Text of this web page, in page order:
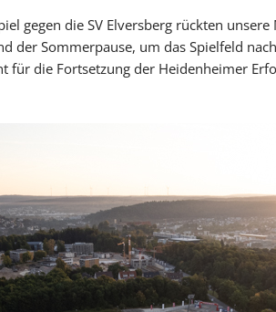
Presse
gegen die SV Elversberg rückten
der Sommerpause, um das Spielfeld
für die Fortsetzung der Heidenheimer